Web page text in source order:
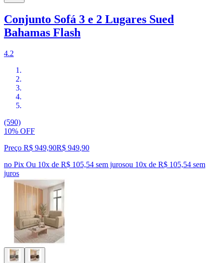
Conjunto Sofá 3 e 2 Lugares Sued
Bahamas Flash
4.2
(590)
10% OFF
Preço R$ 949,90R$ 949,90
no Pix Ou 10x de R$ 105,54 sem jurosou 10x de R$ 105,54 sem
juros